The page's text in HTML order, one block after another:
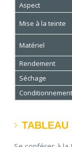
Aspect
Mise à la teinte
Matériel
Rendement
Séchage
Conditionnement
TABLEAU